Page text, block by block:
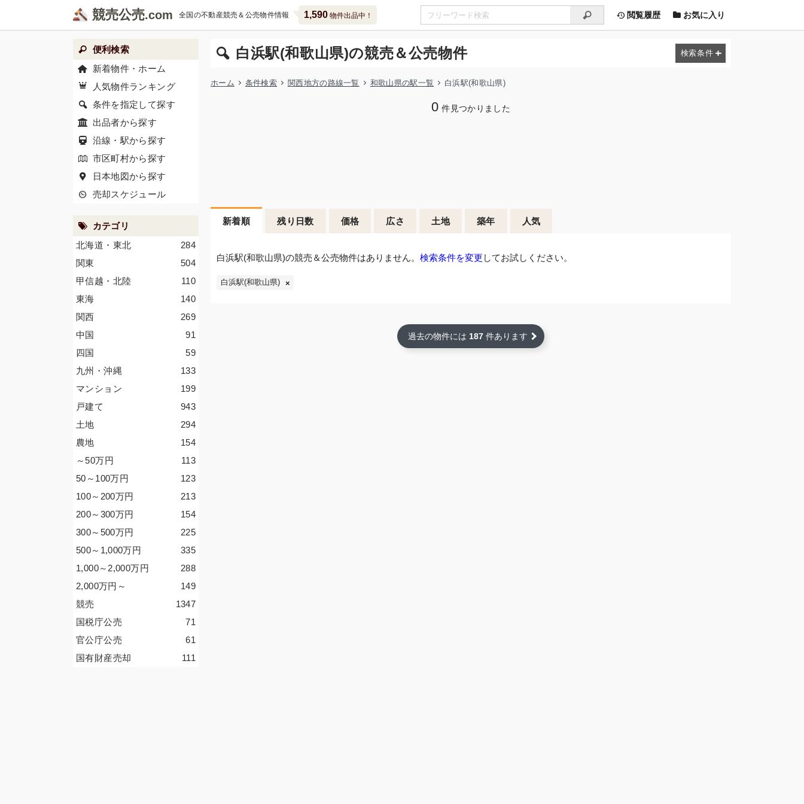
競売公売 全国の不動産競売＆公売物件情報 1,590物件出品中！ 閲覧履歴 お気に入り
白浜駅(和歌山県)の競売＆公売物件
ホーム 条件検索 関西地方の路線一覧 和歌山県の駅一覧 白浜駅(和歌山県)
0 件見つかりました
新着順 残り日数 価格 広さ 土地 築年 人気
白浜駅(和歌山県)の競売＆公売物件はありません。 検索条件を変更 してお試しください。
白浜駅(和歌山県)
過去の物件には 187 件あります
便利検索
新着物件・ホーム
人気物件ランキング
条件を指定して探す
出品者から探す
沿線・駅から探す
市区町村から探す
日本地図から探す
売却スケジュール
カテゴリ
284
北海道・東北
504
関東
110
甲信越・北陸
140
東海
269
関西
91
中国
59
四国
133
九州・沖縄
199
マンション
943
戸建て
294
土地
154
農地
113
～50万円
123
50～100万円
213
100～200万円
154
200～300万円
225
300～500万円
335
500～1,000万円
288
1,000～2,000万円
149
2,000万円 ～
1347
競売
71
国税庁公売
61
官公庁公売
111
国有財産売却